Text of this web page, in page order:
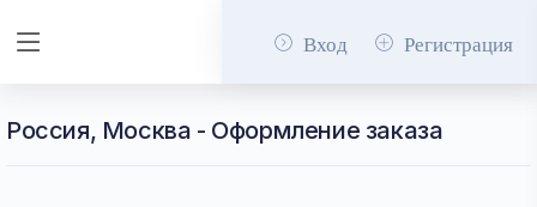
Вход Регистрация
Россия, Москва - Оформление заказа